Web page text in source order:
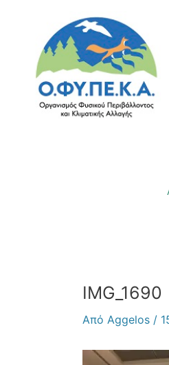
περιεχόμενο
IMG_1690
Από Aggelos /